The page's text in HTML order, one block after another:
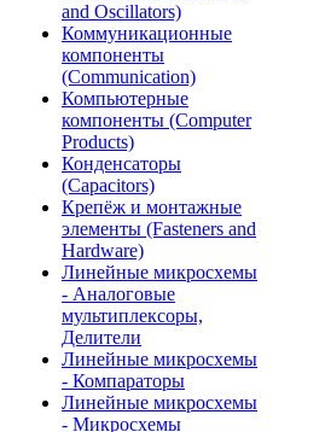
and Oscillators)
Коммуникационные
компоненты
(Communication)
Компьютерные
компоненты (Computer
Products)
Конденсаторы
(Capacitors)
Крепёж и монтажные
элементы (Fasteners and
Hardware)
Линейные микросхемы
- Аналоговые
мультиплексоры,
Делители
Линейные микросхемы
- Компараторы
Линейные микросхемы
- Микросхемы